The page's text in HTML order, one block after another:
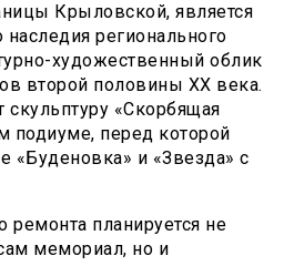
Крыловской, является
регионального
художественный облик
второй половины ХХ века.
«Скорбящая
подиуме, перед которой
«Буденовка» и «Звезда» с
ремонта планируется не
мемориал, но и